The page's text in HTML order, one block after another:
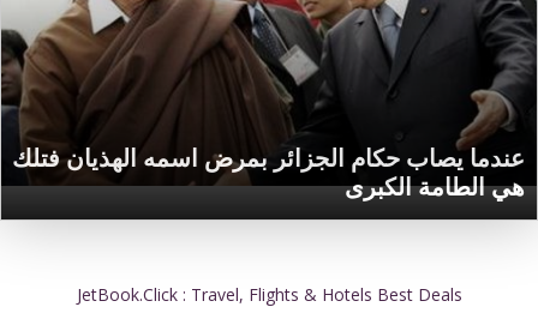
عندما يصاب حكام الجزائر بمرض اسمه الهذيان فتلك
هي الطامة الكبرى
JetBook.Click : Travel, Flights & Hotels Best Deals